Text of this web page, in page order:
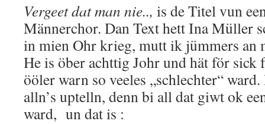
Vergeet dat man nie.., is de Titel vun
Männerchor. Dan Text hett Ina Müller
in mien Ohr krieg, mutt ik jümmers an
He is öber achttig Johr und hät för sick
ööler warn so veeles „schlechter“
alln’s uptelln, denn bi all dat giwt ok
ward, un dat is :